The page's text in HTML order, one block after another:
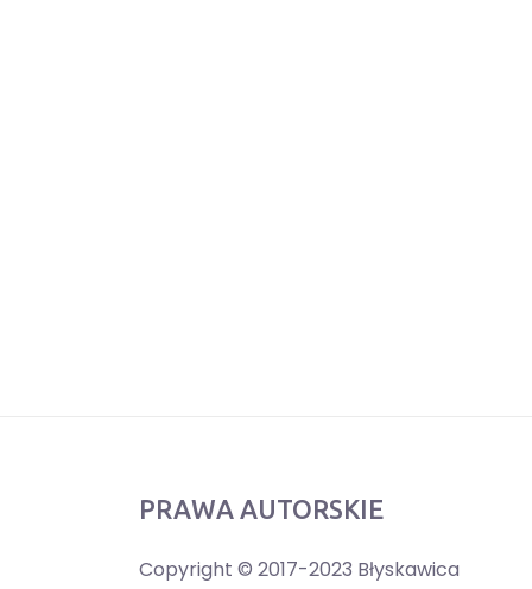
PRAWA AUTORSKIE
Copyright © 2017-2023 Błyskawica